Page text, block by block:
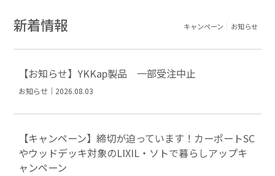
新着情報 キャンペーン お知らせ
【お知らせ】YKKap製品 一部受注中止
お知らせ｜2026.08.03
【キャンペーン】締切が迫っています！カーポートSC
やウッドデッキ対象のLIXIL・ソトで暮らしアップキ
ャンペーン